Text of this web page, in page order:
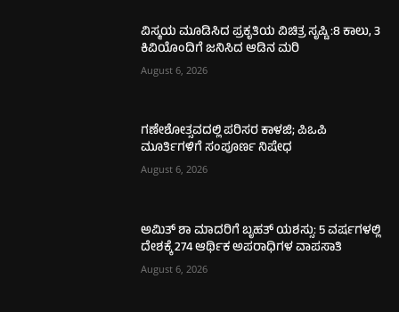
ವಿಸ್ಮಯ ಮೂಡಿಸಿದ ಪ್ರಕೃತಿಯ ವಿಚಿತ್ರ ಸೃಷ್ಟಿ :8 ಕಾಲು, 3
ಕಿವಿಯೊಂದಿಗೆ ಜನಿಸಿದ ಆಡಿನ ಮರಿ
August 6, 2026
ಗಣೇಶೋತ್ಸವದಲ್ಲಿ ಪರಿಸರ ಕಾಳಜಿ; ಪಿಒಪಿ
ಮೂರ್ತಿಗಳಿಗೆ ಸಂಪೂರ್ಣ ನಿಷೇಧ
August 6, 2026
ಅಮಿತ್ ಶಾ ಮಾದರಿಗೆ ಬೃಹತ್ ಯಶಸ್ಸು: 5 ವರ್ಷಗಳಲ್ಲಿ
ದೇಶಕ್ಕೆ 274 ಆರ್ಥಿಕ ಅಪರಾಧಿಗಳ ವಾಪಸಾತಿ
August 6, 2026